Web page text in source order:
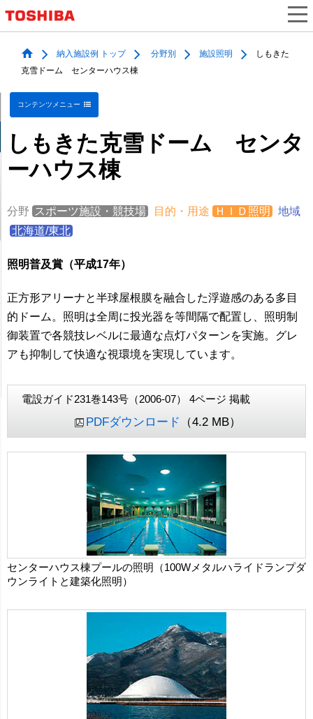
納入施設例 トップ 分野別 施設照明
しもきた
克雪ドーム センターハウス棟
コンテンツメニュー
しもきた克雪ドーム センタ
ーハウス棟
分野 スポーツ施設・競技場 目的・用途 ＨＩＤ照明
地域
北海道/東北
照明普及賞（平成17年）
正方形アリーナと半球屋根膜を融合した浮遊感のある多目
的ドーム。照明は全周に投光器を等間隔で配置し、照明制
御装置で各競技レベルに最適な点灯パターンを実施。グレ
アも抑制して快適な視環境を実現しています。
電設ガイド231巻143号（2006-07） 4ページ 掲載
PDFダウンロード （4.2 MB）
センターハウス棟プールの照明（100Wメタルハライドランプダ
ウンライトと建築化照明）